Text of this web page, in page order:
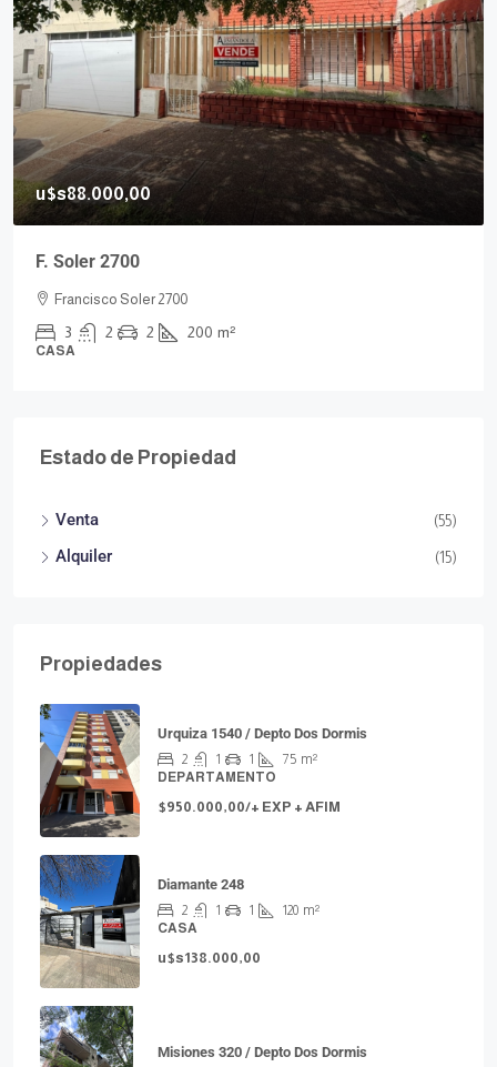
u$s88.000,00
F. Soler 2700
Francisco Soler 2700
3 2 2 200 m²
CASA
Estado de Propiedad
Venta (55)
Alquiler (15)
Propiedades
Urquiza 1540 / Depto Dos Dormis
2 1 1 75 m²
DEPARTAMENTO
$950.000,00/+ EXP + AFIM
Diamante 248
2 1 1 120 m²
CASA
u$s138.000,00
Misiones 320 / Depto Dos Dormis